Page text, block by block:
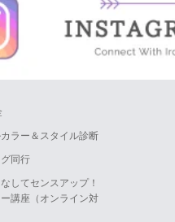
ラー＆スタイル診断
同行
してセンスアップ！
講座（オンライン対